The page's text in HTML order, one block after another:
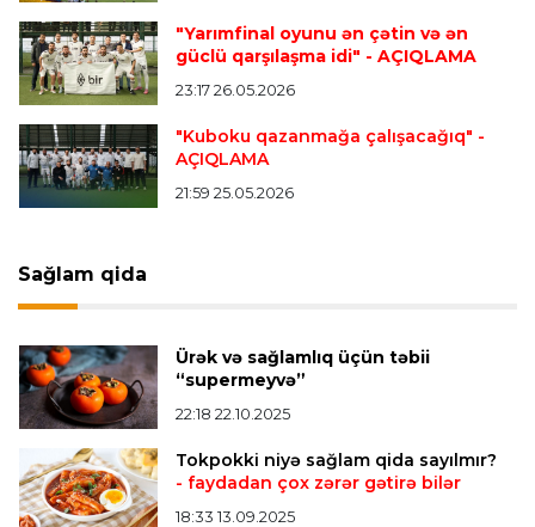
"Qalatasaray" Leaunun alternativini "Arsenal"da
tapdı
Offside 23:04 06.08.2026
Çimərlik voleybolu üzrə ölkə çempionatında
finalçılar müəyyənləşdi
Konfrans liqası
"Qarabağ" "Dinamo"ya minimal hesabla uduzdu
Bütün xəbərlər >>>
"Yarımfinal oyunu ən çətin və ən
güclü qarşılaşma idi" - AÇIQLAMA
23:17 26.05.2026
"Kuboku qazanmağa çalışacağıq" -
AÇIQLAMA
21:59 25.05.2026
Sağlam qida
Ürək və sağlamlıq üçün təbii
“supermeyvə”
22:18 22.10.2025
Tokpokki niyə sağlam qida sayılmır?
- faydadan çox zərər gətirə bilər
18:33 13.09.2025